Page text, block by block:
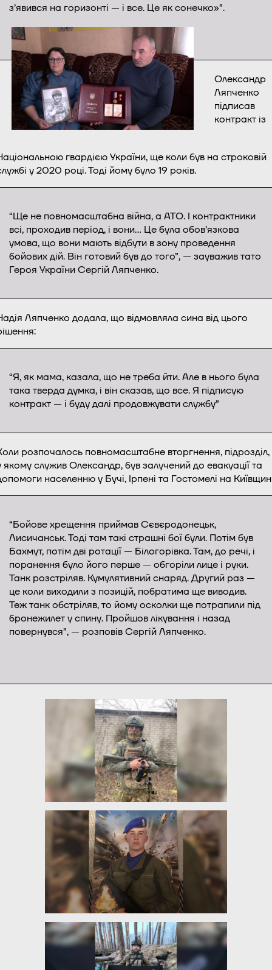
з’явився на горизонті — і все. Це як сонечко»”.
Олександр
Ляпченко
підписав
контракт із
гвардією України, ще коли був на строковій
у 2020 році. Тоді йому було 19 років.
“Ще не повномасштабна війна, а АТО. І контрактники
всі, проходив період, і вони… Це була обов’язкова
умова, що вони мають відбути в зону проведення
бойових дій. Він готовий був до того”, — зауважив тато
Героя України Сергій Ляпченко.
Ляпченко додала, що відмовляла сина від цього
“Я, як мама, казала, що не треба йти. Але в нього була
така тверда думка, і він сказав, що все. Я підписую
контракт — і буду далі продовжувати службу”
розпочалось повномасштабне вторгнення, підрозділ,
якому служив Олександр, був залучений до евакуації та
населенню у Бучі, Ірпені та Гостомелі на
“Бойове хрещення приймав Сєвєродонецьк,
Лисичанськ. Тоді там такі страшні бої були. Потім був
Бахмут, потім дві ротації — Білогорівка. Там, до речі, і
поранення було його перше — обгоріли лице і руки.
Танк розстріляв. Кумулятивний снаряд. Другий раз —
це коли виходили з позицій, побратима ще виводив.
Теж танк обстріляв, то йому осколки ще потрапили під
бронежилет у спину. Пройшов лікування і назад
повернувся”, — розповів Сергій Ляпченко.